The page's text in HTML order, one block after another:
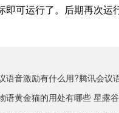
可运行了。 后期再次运
语音激励有什么用?腾讯会议